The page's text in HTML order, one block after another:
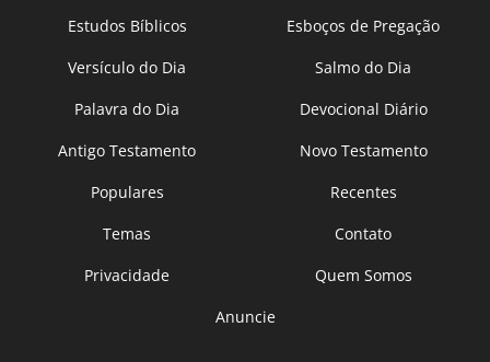
Estudos Bíblicos
Esboços de Pregação
Versículo do Dia
Salmo do Dia
Palavra do Dia
Devocional Diário
Antigo Testamento
Novo Testamento
Populares
Recentes
Temas
Contato
Privacidade
Quem Somos
Anuncie